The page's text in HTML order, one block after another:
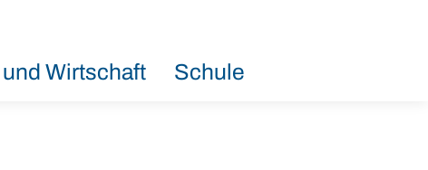
Wirtschaft Schule